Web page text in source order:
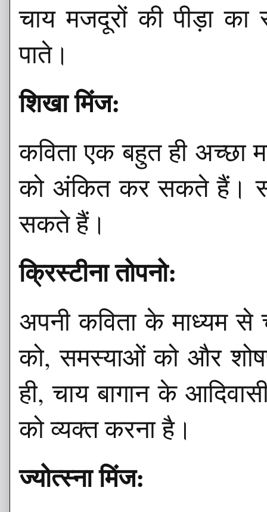
चाय मजदूरों की पीड़ा
पाते।
शिखा मिंज:
कविता एक बहुत ही अच्छा
को अंकित कर सकते हैं।
सकते हैं।
क्रिस्टीना तोपनो:
अपनी कविता के माध्यम से
को, समस्याओं को और
ही, चाय बागान के
को व्यक्त करना है।
ज्योत्स्ना मिंज: